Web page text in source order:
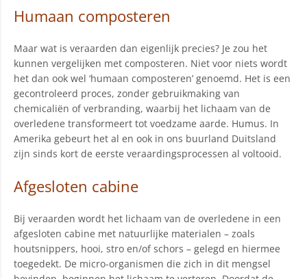
Humaan composteren
Maar wat is veraarden dan eigenlijk precies? Je zou het
kunnen vergelijken met composteren. Niet voor niets wordt
het dan ook wel ‘humaan composteren’ genoemd. Het is een
gecontroleerd proces, zonder gebruikmaking van
chemicaliën of verbranding, waarbij het lichaam van de
overledene transformeert tot voedzame aarde. Humus. In
Amerika gebeurt het al en ook in ons buurland Duitsland
zijn sinds kort de eerste veraardingsprocessen al voltooid.
Afgesloten cabine
Bij veraarden wordt het lichaam van de overledene in een
afgesloten cabine met natuurlijke materialen – zoals
houtsnippers, hooi, stro en/of schors – gelegd en hiermee
toegedekt. De micro-organismen die zich in dit mengsel